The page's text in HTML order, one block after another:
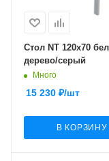
Стол NT 120x70
дерево/серый
Много
15 230 ₽/шт
В КОРЗИНУ